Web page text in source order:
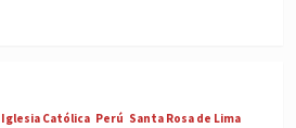
Iglesia Católica Perú Santa Rosa de Lima